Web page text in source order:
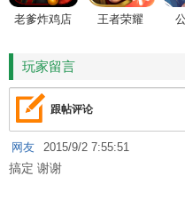
老爹炸鸡店
王者荣耀
玩家留言
跟帖评论
网友 2015/9/2 7:55:51
搞定 谢谢